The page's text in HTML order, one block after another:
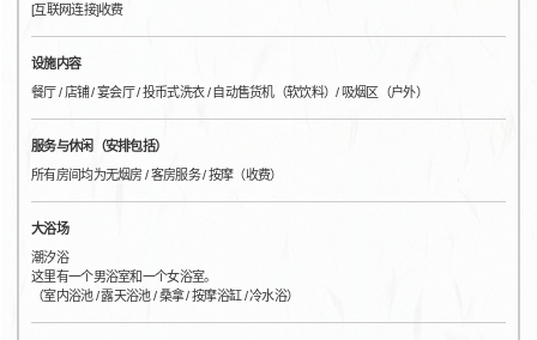
[互联网连接]收费
设施内容
餐厅 / 店铺 / 宴会厅 / 投币式洗衣 / 自动售货机（软饮料）/ 吸烟区（户外）
服务与休闲（安排包括）
所有房间均为无烟房 / 客房服务 / 按摩（收费）
大浴场
潮汐浴
这里有一个男浴室和一个女浴室。
（室内浴池 / 露天浴池 / 桑拿 / 按摩浴缸 / 冷水浴）